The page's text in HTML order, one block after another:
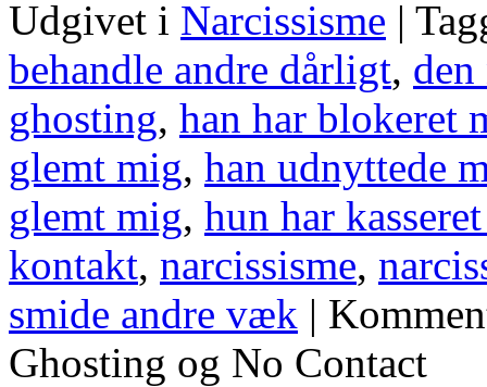
Udgivet i Narcissisme |
behandle andre dårligt,
ghosting, han har blokeret
glemt mig, han udnyttede
glemt mig, hun har
kontakt, narcissisme,
smide andre væk |
Ghosting og No Contact